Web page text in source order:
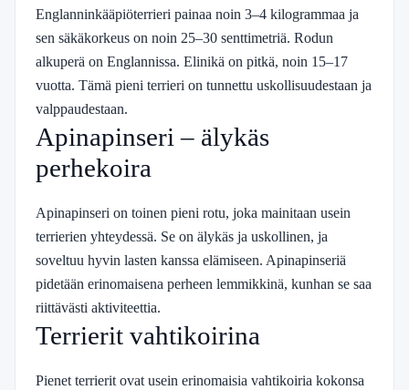
Englanninkääpiöterrieri painaa noin 3–4 kilogrammaa ja
sen säkäkorkeus on noin 25–30 senttimetriä. Rodun
alkuperä on Englannissa. Elinikä on pitkä, noin 15–17
vuotta. Tämä pieni terrieri on tunnettu uskollisuudestaan ja
valppaudestaan.
Apinapinseri – älykäs
perhekoira
Apinapinseri on toinen pieni rotu, joka mainitaan usein
terrierien yhteydessä. Se on älykäs ja uskollinen, ja
soveltuu hyvin lasten kanssa elämiseen. Apinapinseriä
pidetään erinomaisena perheen lemmikkinä, kunhan se saa
riittävästi aktiviteettia.
Terrierit vahtikoirina
Pienet terrierit ovat usein erinomaisia vahtikoiria kokonsa